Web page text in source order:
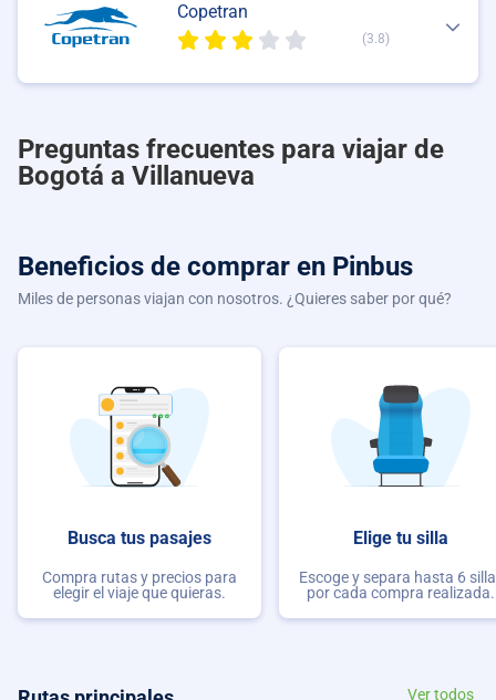
Copetran
(3.8)
Preguntas frecuentes para viajar de
Bogotá a Villanueva
Beneficios de comprar en Pinbus
Miles de personas viajan con nosotros. ¿Quieres saber por qué?
Busca tus pasajes
Compra rutas y precios para
elegir el viaje que quieras.
Elige tu silla
Escoge y separa hasta 6
por cada compra realizada.
Ver todos